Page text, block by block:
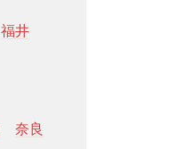
福井
奈良